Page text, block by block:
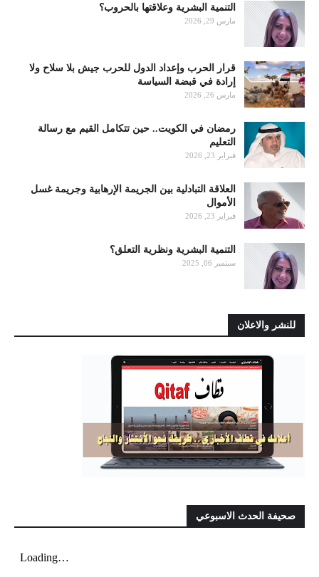
التنمية البشرية وعلاقتها بالحروب؟
مارس 29, 2026
قرار الحرب وإعداد الدول للحرب جيش بلا سلاح ولا
إرادة في قبضة السياسة
مارس 26, 2026
رمضان في الكويت.. حين تتكامل القيم مع رسالة
التعليم
فبراير 23, 2026
العلاقة التبادلية بين الجريمة الإرهابية وجريمة غسل
الأموال
فبراير 23, 2026
التنمية البشرية ونظرية التعلق؟
سبتمبر 06, 2025
للنشر والاعلان
صحيفة الحدث الاسبوعي